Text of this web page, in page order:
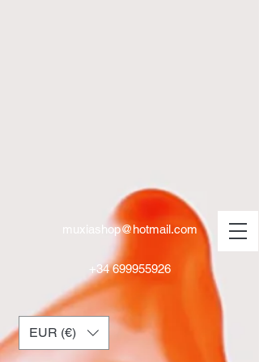
+34 699955926
EUR (€)
muxiashop@hotmail.com